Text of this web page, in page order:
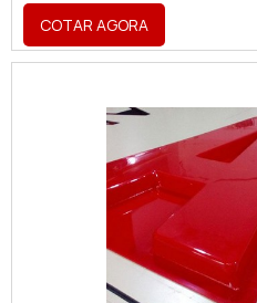
Lancha, os adesivos
visual para o
envelopamento Produto
mantêm originais ao
poluente, sem soltar
(como algumas tintas
no meio ambiente;
ideal, de acordo com cada
COTAR AGORA